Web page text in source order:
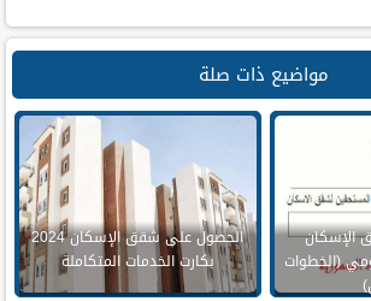
مواضيع ذات صلة
الإسكان
(الخطوات
الحصول على شقق الإسكان 2024
بكارت الخدمات المتكاملة